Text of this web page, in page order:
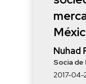
Nuhad
Socia de
2017-04-